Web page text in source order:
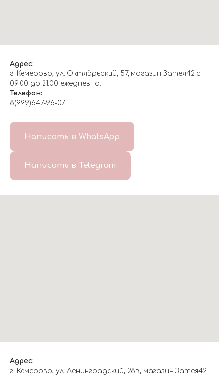
Адрес:
г. Кемерово, ул. Октябрьский, 57, магазин Затея42 с
09:00 до 21:00 ежедневно.
Телефон:
8(999)647-96-07
Написать в WhatsApp
Написать в Telegram
Адрес:
г. Кемерово, ул. Ленинградский, 28в, магазин Затея42